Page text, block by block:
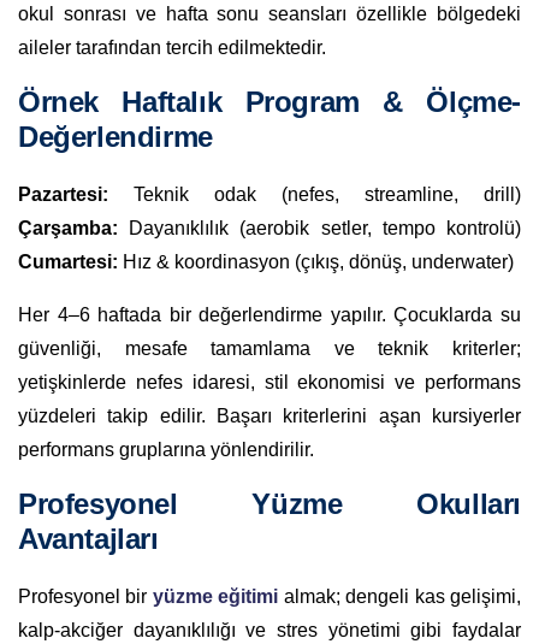
okul sonrası ve hafta sonu seansları özellikle bölgedeki
aileler tarafından tercih edilmektedir.
Örnek Haftalık Program & Ölçme-
Değerlendirme
Pazartesi: Teknik odak (nefes, streamline, drill)
Çarşamba: Dayanıklılık (aerobik setler, tempo kontrolü)
Cumartesi: Hız & koordinasyon (çıkış, dönüş, underwater)
Her 4–6 haftada bir değerlendirme yapılır. Çocuklarda su
güvenliği, mesafe tamamlama ve teknik kriterler;
yetişkinlerde nefes idaresi, stil ekonomisi ve performans
yüzdeleri takip edilir. Başarı kriterlerini aşan kursiyerler
performans gruplarına yönlendirilir.
Profesyonel Yüzme Okulları
Avantajları
Profesyonel bir yüzme eğitimi almak; dengeli kas gelişimi,
kalp-akciğer dayanıklılığı ve stres yönetimi gibi faydalar